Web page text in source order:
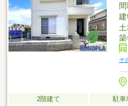
間
築
そ
2階建て 駐車